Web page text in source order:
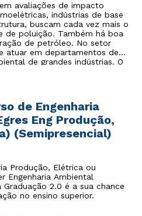
avaliações de impacto
indústrias de base
buscam cada vez mais o
de poluição. Também há boa
de petróleo. No setor
atuar em departamentos de
de grandes indústrias. O
trabalha em empresas de
de Engenharia
Eng Produção,
(Semipresencial)
Produção, Elétrica ou
Engenharia Ambiental
Graduação 2.0 é a sua chance
no ensino superior.